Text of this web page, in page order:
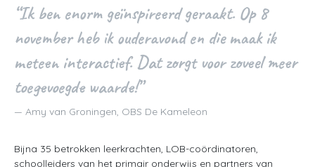
“Ik ben enorm geïnspireerd geraakt. Op 8
november heb ik ouderavond en die maak ik
meteen interactief. Dat zorgt voor zoveel meer
toegevoegde waarde!”
Amy van Groningen, OBS De Kameleon
Bijna 35 betrokken leerkrachten, LOB-coördinatoren,
schoolleiders van het primair onderwijs en partners van